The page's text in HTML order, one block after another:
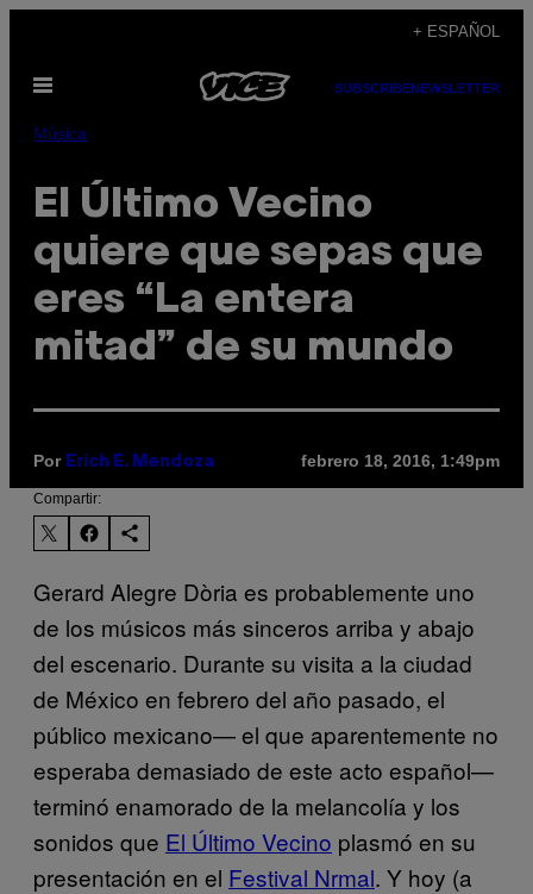
contenido
+ ESPAÑOL
Abrir
SUBSCRIBENEWSLETTER
Música
El Último Vecino
quiere que sepas que
eres “La entera
mitad” de su mundo
Por Erich E. Mendoza febrero 18, 2016, 1:49pm
Compartir:
Gerard Alegre Dòria es probablemente uno
de los músicos más sinceros arriba y abajo
del escenario. Durante su visita a la ciudad
de México en febrero del año pasado, el
público mexicano— el que aparentemente no
esperaba demasiado de este acto español—
terminó enamorado de la melancolía y los
sonidos que El Último Vecino plasmó en su
presentación en el Festival Nrmal. Y hoy (a